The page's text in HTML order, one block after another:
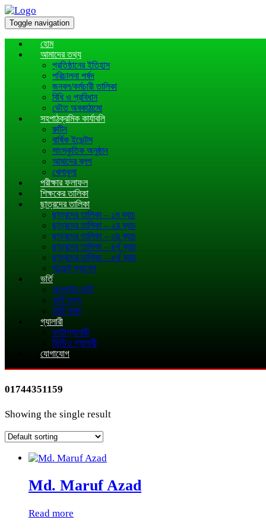
Toggle navigation
হোম
আমাদের তথ্য
প্রতিষ্ঠানের ইতিহাস
পরিচালনা পর্ষদ
জনবল/কর্মচারী তালিকা
বিধি ও প্রবিধান
ভৌত অবকাঠামো
সহপাঠক্রমিক কার্যাবলি
রুটিন
বার্ষিক ইভেন্টস
সাংস্কৃতিক অনুষ্ঠান
আমাদের ব্লগ
খেলাধূলা
পরীক্ষার ফলাফল
শিক্ষকের তালিকা
ছাত্রদের তালিকা
ছাত্রদের তালিকা – ১ম ব্যাচ
ছাত্রদের তালিকা – ২য় ব্যাচ
ছাত্রদের তালিকা – ৩য় ব্যাচ
ছাত্রদের তালিকা – ৪র্থ ব্যাচ
ছাত্রদের তালিকা – ৫র্থ ব্যাচ
স্টুডেন্ট প্যানেল
ভর্তি
অনলাইন ভর্তি
ভর্তি তথ্য
ভর্তি ফরম
গ্যালারী
ফটোগ্যালারী
ভিডিও গ্যালারী
যোগাযোগ
01744351159
Showing the single result
Md. Maruf Azad
Read more